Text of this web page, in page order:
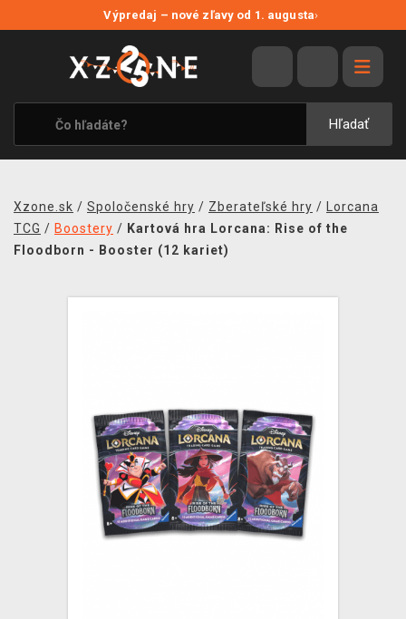
Výpredaj – nové zľavy od 1. augusta›
Hľadať
VÝPREDAJ
VIDEOHRY
XZONE ORIGINALS
TEMATIKY
MERCHANDISE
XZONE KLUB
Xzone.sk / Spoločenské hry / Zberateľské hry /
Lorcana
TCG / Boostery / Kartová hra Lorcana: Rise of the
Floodborn - Booster (12 kariet)